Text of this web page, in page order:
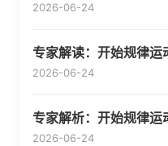
2026-06-24
专家解读：开始规律
2026-06-24
专家解析：开始规律
2026-06-24